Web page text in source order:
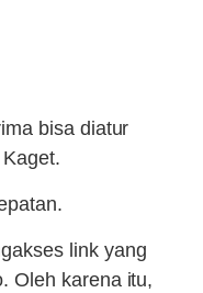
bisa diatur
link yang
Oleh karena itu,